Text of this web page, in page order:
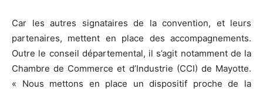
Car les autres signataires de la convention, et leurs
partenaires, mettent en place des accompagnements.
Outre le conseil départemental, il s’agit notamment de la
Chambre de Commerce et d’Industrie (CCI) de Mayotte.
« Nous mettons en place un dispositif proche de la